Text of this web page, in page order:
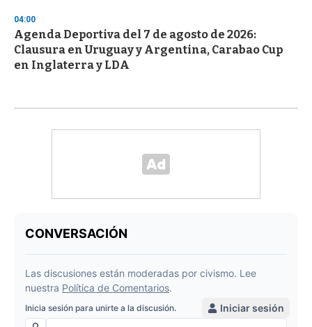
04:00
Agenda Deportiva del 7 de agosto de 2026:
Clausura en Uruguay y Argentina, Carabao Cup
en Inglaterra y LDA